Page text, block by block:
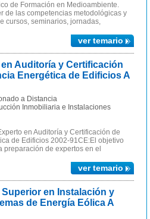
de Formación en Medioambiente.
de las competencias metodológicas y
cursos, seminarios, jornadas,
ver temario
Auditoría y Certificación
Energética de Edificios A
a Distancia
Inmobiliaria e Instalaciones
en Auditoría y Certificación de
de Edificios 2002-91CE:El objetivo
preparación de expertos en el
ver temario
Superior en Instalación y
de Energía Eólica A